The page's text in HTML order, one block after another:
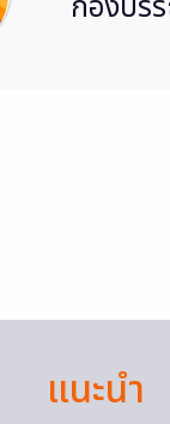
แนะนำ